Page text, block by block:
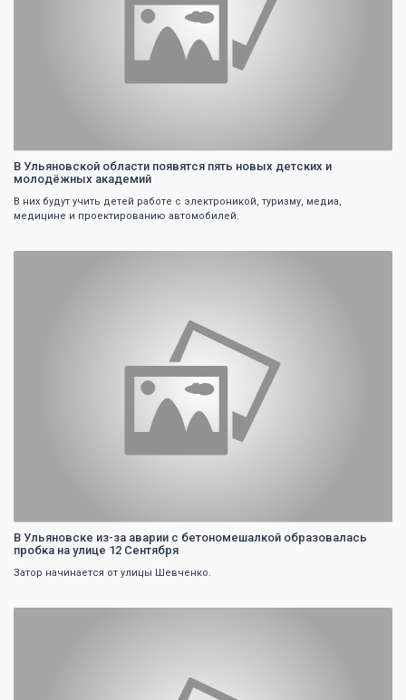
В Ульяновской области появятся пять новых детских и
молодёжных академий
В них будут учить детей работе с электроникой, туризму, медиа,
медицине и проектированию автомобилей.
В Ульяновске из-за аварии с бетономешалкой образовалась
пробка на улице 12 Сентября
Затор начинается от улицы Шевченко.